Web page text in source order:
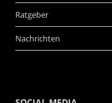
Ratgeber
Nachrichten